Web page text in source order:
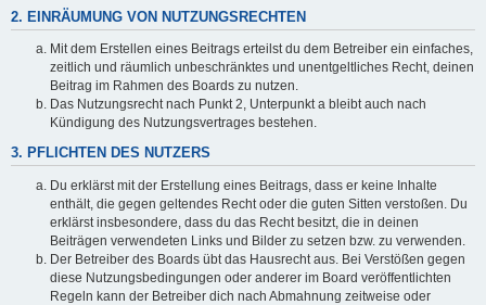
2. EINRÄUMUNG VON NUTZUNGSRECHTEN
Mit dem Erstellen eines Beitrags erteilst du dem Betreiber ein einfaches,
zeitlich und räumlich unbeschränktes und unentgeltliches Recht, deinen
Beitrag im Rahmen des Boards zu nutzen.
Das Nutzungsrecht nach Punkt 2, Unterpunkt a bleibt auch nach
Kündigung des Nutzungsvertrages bestehen.
3. PFLICHTEN DES NUTZERS
Du erklärst mit der Erstellung eines Beitrags, dass er keine Inhalte
enthält, die gegen geltendes Recht oder die guten Sitten verstoßen. Du
erklärst insbesondere, dass du das Recht besitzt, die in deinen
Beiträgen verwendeten Links und Bilder zu setzen bzw. zu verwenden.
Der Betreiber des Boards übt das Hausrecht aus. Bei Verstößen gegen
diese Nutzungsbedingungen oder anderer im Board veröffentlichten
Regeln kann der Betreiber dich nach Abmahnung zeitweise oder